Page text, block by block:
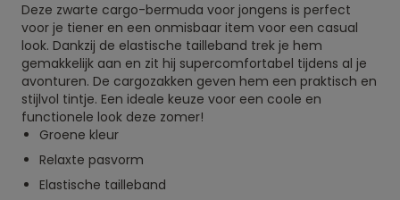
Deze zwarte cargo-bermuda voor jongens is perfect
voor je tiener en een onmisbaar item voor een casual
look. Dankzij de elastische tailleband trek je hem
gemakkelijk aan en zit hij supercomfortabel tijdens al je
avonturen. De cargozakken geven hem een praktisch en
stijlvol tintje. Een ideale keuze voor een coole en
functionele look deze zomer!
Groene kleur
Relaxte pasvorm
Elastische tailleband